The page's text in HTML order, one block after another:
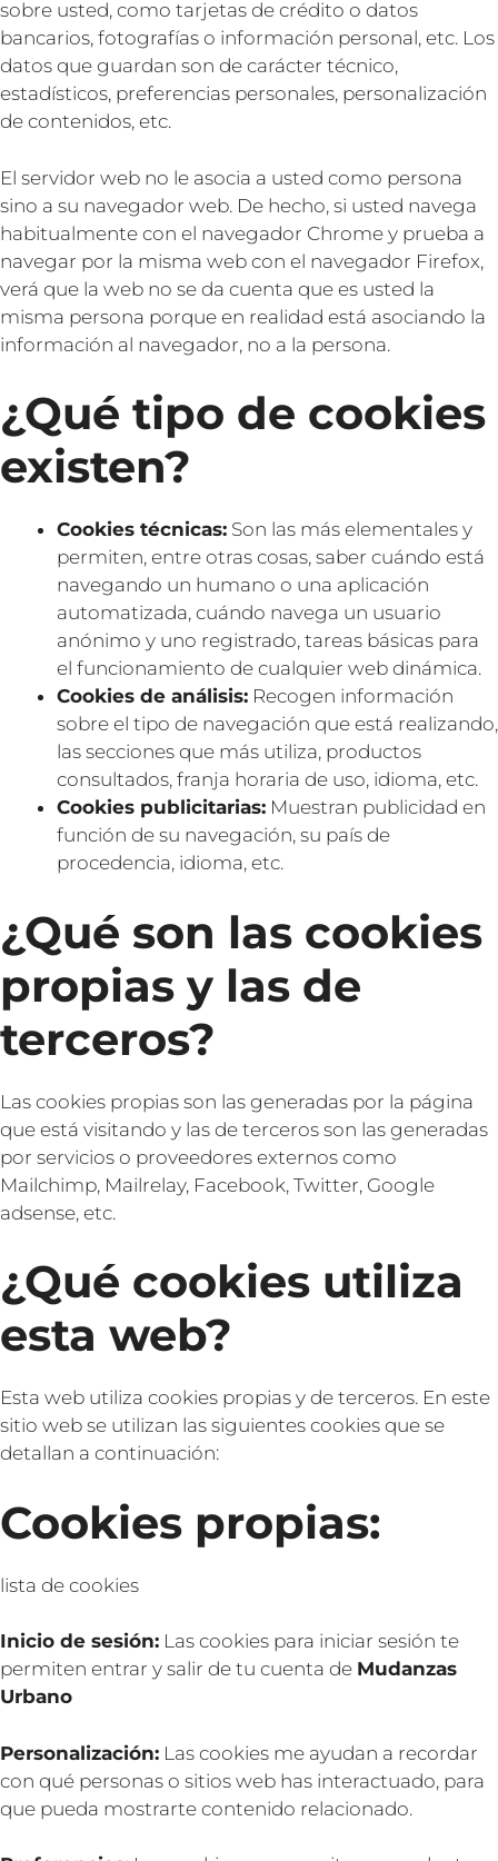
sobre usted, como tarjetas de crédito o datos
bancarios, fotografías o información personal, etc. Los
datos que guardan son de carácter técnico,
estadísticos, preferencias personales, personalización
de contenidos, etc.
El servidor web no le asocia a usted como persona
sino a su navegador web. De hecho, si usted navega
habitualmente con el navegador Chrome y prueba a
navegar por la misma web con el navegador Firefox,
verá que la web no se da cuenta que es usted la
misma persona porque en realidad está asociando la
información al navegador, no a la persona.
¿Qué tipo de cookies
existen?
Cookies técnicas: Son las más elementales y
permiten, entre otras cosas, saber cuándo está
navegando un humano o una aplicación
automatizada, cuándo navega un usuario
anónimo y uno registrado, tareas básicas para
el funcionamiento de cualquier web dinámica.
Cookies de análisis: Recogen información
sobre el tipo de navegación que está realizando,
las secciones que más utiliza, productos
consultados, franja horaria de uso, idioma, etc.
Cookies publicitarias: Muestran publicidad en
función de su navegación, su país de
procedencia, idioma, etc.
¿Qué son las cookies
propias y las de
terceros?
Las cookies propias son las generadas por la página
que está visitando y las de terceros son las generadas
por servicios o proveedores externos como
Mailchimp, Mailrelay, Facebook, Twitter, Google
adsense, etc.
¿Qué cookies utiliza
esta web?
Esta web utiliza cookies propias y de terceros. En este
sitio web se utilizan las siguientes cookies que se
detallan a continuación:
Cookies propias:
lista de cookies
Inicio de sesión: Las cookies para iniciar sesión te
permiten entrar y salir de tu cuenta de Mudanzas
Urbano
Personalización: Las cookies me ayudan a recordar
con qué personas o sitios web has interactuado, para
que pueda mostrarte contenido relacionado.